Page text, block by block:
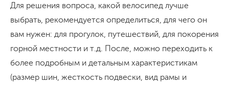
Для решения вопроса, какой велосипед лучше
выбрать, рекомендуется определиться, для чего он
вам нужен: для прогулок, путешествий, для покорения
горной местности и т.д. После, можно переходить к
более подробным и детальным характеристикам
(размер шин, жесткость подвески, вид рамы и